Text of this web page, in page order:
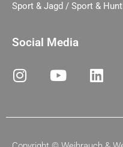
Sport & Jagd / Sport &
Social Media